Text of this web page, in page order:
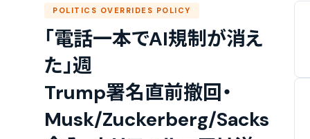
POLITICS OVERRIDES POLICY
「電話一本でAI規制が消え
た」週
Trump署名直前撤回・
Musk/Zuckerberg/Sacks